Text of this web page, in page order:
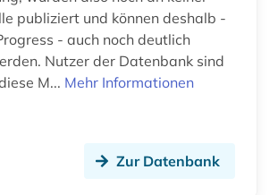
publiziert und können deshalb -
- auch noch deutlich
Nutzer der Datenbank sind
M... Mehr Informationen
Zur Datenbank